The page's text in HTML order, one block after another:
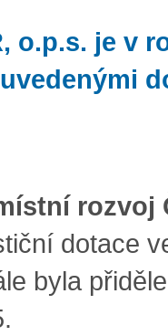
o.p.s. je v
rozvoj
dotace
byla